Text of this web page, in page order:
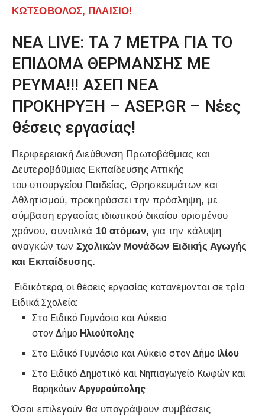
ΚΩΤΣΟΒΟΛΟΣ, ΠΛΑΙΣΙΟ!
ΝΕΑ LIVE: ΤΑ 7 ΜΕΤΡΑ ΓΙΑ ΤΟ
ΕΠΙΔΟΜΑ ΘΕΡΜΑΝΣΗΣ ΜΕ
ΡΕΥΜΑ!!! ΑΣΕΠ ΝΕΑ
ΠΡΟΚΗΡΥΞΗ – ASEP.GR – Νέες
θέσεις εργασίας!
Περιφερειακή Διεύθυνση Πρωτοβάθμιας και
Δευτεροβάθμιας Εκπαίδευσης Αττικής
του υπουργείου Παιδείας, Θρησκευμάτων και
Αθλητισμού, προκηρύσσει την πρόσληψη, με
σύμβαση εργασίας ιδιωτικού δικαίου ορισμένου
χρόνου, συνολικά 10 ατόμων, για την κάλυψη
αναγκών τωνΣχολικών Μονάδων Ειδικής Αγωγής
και Εκπαίδευσης.
Ειδικότερα, οι θέσεις εργασίας κατανέμονται σε τρία
Ειδικά Σχολεία:
Στο Ειδικό Γυμνάσιο και Λύκειο
στον Δήμο Ηλιούπολης
Στο Ειδικό Γυμνάσιο και Λύκειο στον Δήμο Ιλίου
Στο Ειδικό Δημοτικό και Νηπιαγωγείο Κωφών και
Βαρηκόων Αργυρούπολης
Όσοι επιλεγούν θα υπογράψουν συμβάσεις